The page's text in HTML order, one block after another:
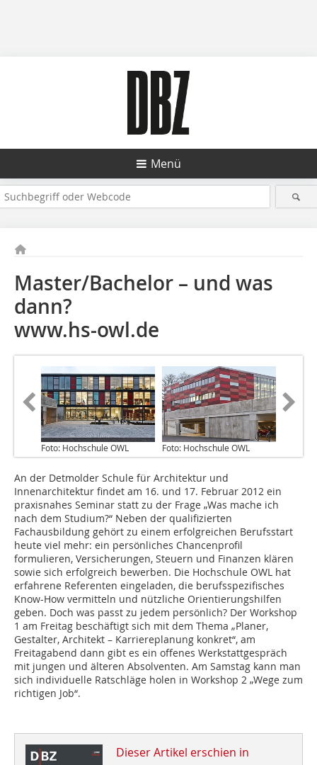
Menü
Master/Bachelor – und was
dann?
www.hs-owl.de
Foto: Hochschule OWL Foto: Hochschule OWL
An der Detmolder Schule für Architektur und
Innenarchitektur findet am 16. und 17. Februar 2012 ein
praxisnahes Seminar statt zu der Frage „Was mache ich
nach dem Studium?“ Neben der qualifizierten
Fachausbildung gehört zu einem erfolgreichen Berufsstart
heute viel mehr: ein persönliches Chancenprofil
formulieren, Versicherungen, Steuern und Finanzen klären
sowie sich erfolgreich bewerben. Die Hochschule OWL hat
erfahrene Referenten eingeladen, die berufsspezifisches
Know-How vermitteln und nützliche Orientierungshilfen
geben. Doch was passt zu jedem persönlich? Der Workshop
1 am Freitag beschäftigt sich mit dem Thema „Planer,
Gestalter, Architekt – Karriereplanung konkret“, am
Freitagabend dann gibt es ein offenes Werkstattgespräch
mit jungen und älteren Absolventen. Am Samstag kann man
sich individuelle Ratschläge holen in Workshop 2 „Wege zum
richtigen Job“.
Dieser Artikel erschien in